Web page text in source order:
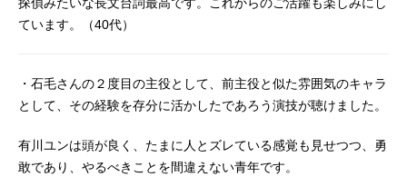
銘：宮本侑芽有川ユン：石毛翔弥ペ
ロ2：久野美咲ユング：釘宮理恵加藤
さとみ：竹内絢子佐藤隼也：阿座上
洋平山本常友：浦山迅鹿子行江：小
探偵みたいな長文台詞最高です。これからのご活躍も楽しみにし
ています。（40代）
・石毛さんの２度目の主役として、前主役と似た雰囲気のキャラ
として、その経験を存分に活かしたであろう演技が聴けました。
有川ユンは頭が良く、たまに人とズレている感覚も見せつつ、勇
敢であり、やるべきことを間違えない青年です。